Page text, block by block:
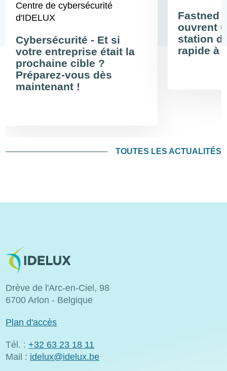
Centre de cybersécurité
d'IDELUX
Cybersécurité - Et si
votre entreprise était la
prochaine cible ?
Préparez-vous dès
maintenant !
Fastned
ouvrent
station
rapide à
TOUTES LES ACTUALITÉS
Image
Drève de l'Arc-en-Ciel, 98
6700 Arlon - Belgique
Plan d'accès
Tél. : +32 63 23 18 11
Mail : idelux@idelux.be